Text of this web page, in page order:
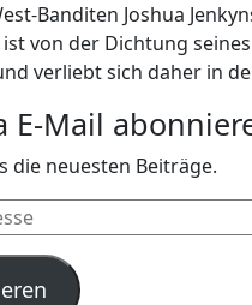
Banditen Joshua
von der Dichtung
verliebt sich daher in
E-Mail
die neuesten Beiträge.